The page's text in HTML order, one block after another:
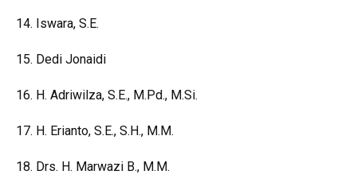
14. Iswara, S.E.
15. Dedi Jonaidi
16. H. Adriwilza, S.E., M.Pd., M.Si.
17. H. Erianto, S.E., S.H., M.M.
18. Drs. H. Marwazi B., M.M.